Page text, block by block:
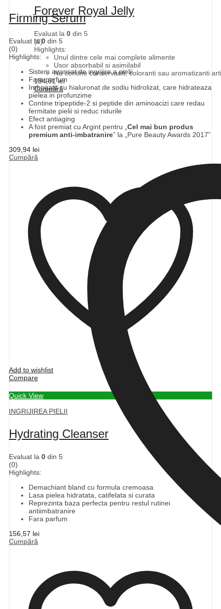
Forever Royal Jelly
Evaluat la 0 din 5
(0)
Highlights:
Unul dintre cele mai complete alimente
Usor absorbabil si asimilabil
Nu contine conservanti, coloranti sau aromatizanti
184,61lei
Cumpără
Firming Serum
Evaluat la0 din 5
(0)
Highlights:
Sistem avansat de ingrijire a pielii
Fara parfum
Imbogatit cu hialuronat de sodiu hidrolizat, care hidrateaza
pielea in profunzime
Contine tripeptide-2 si peptide din aminoacizi care redau
fermitate pielii si reduc ridurile
Efect antiaging
A fost premiat cu Argint pentru „ Cel mai bun produs
premium anti-imbatranire” la „Pure Beauty Awards 2017”
309,94 lei
Cumpără
Add to wishlist
Compare
Quick View
INGRIJIREA PIELII
Hydrating Cleanser
Evaluat la 0 din 5
(0)
Highlights:
Demachiant bland cu formula cremoasa
Lasa pielea hidratata, catifelata si curata
Reprezinta baza perfecta pentru restul rutinei
antiimbatranire
Fara parfum
156,57 lei
Cumpără